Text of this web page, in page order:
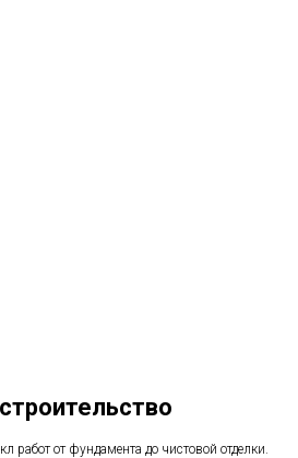
от фундамента до чистовой отделки.